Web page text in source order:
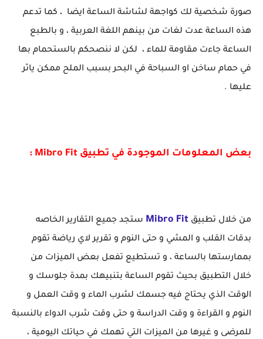
صورة شخصية لك كواجهة لشاشة الساعة ايضا ، كما تدعم
هذه الساعة عدت لغات من بينهم اللغة العربية ، و بالطبع
الساعة جاءت مقاومة للماء ، لكن لا ننصحكم بالستحمام بها
في حمام ساخن او السباحة في البحر بسبب الملح ممكن ياثر
عليها .
بعض المعلومات الموجودة في تطبيق Mibro Fit :
من خلال تطبيق Mibro Fit ستجد جميع التقارير الخاصه
بدقات القلب و المشي و حتى النوم و تقرير لاي رياضة تقوم
بممارستها بالساعة ، و تستطيع تفعل بعض الميزات من
خلال التطبيق بحيث تقوم الساعة بتنبيهك بمدة جلوسك و
الوقت الذي يحتاج فيه جسمك لشرب الماء و وقت العمل و
النوم و القراءة و وقت الدراسة و حتى وقت شرب الدواء بالنسبة
للمرضى و غيرها من الميزات التي تهمك في حياتك اليومية ،